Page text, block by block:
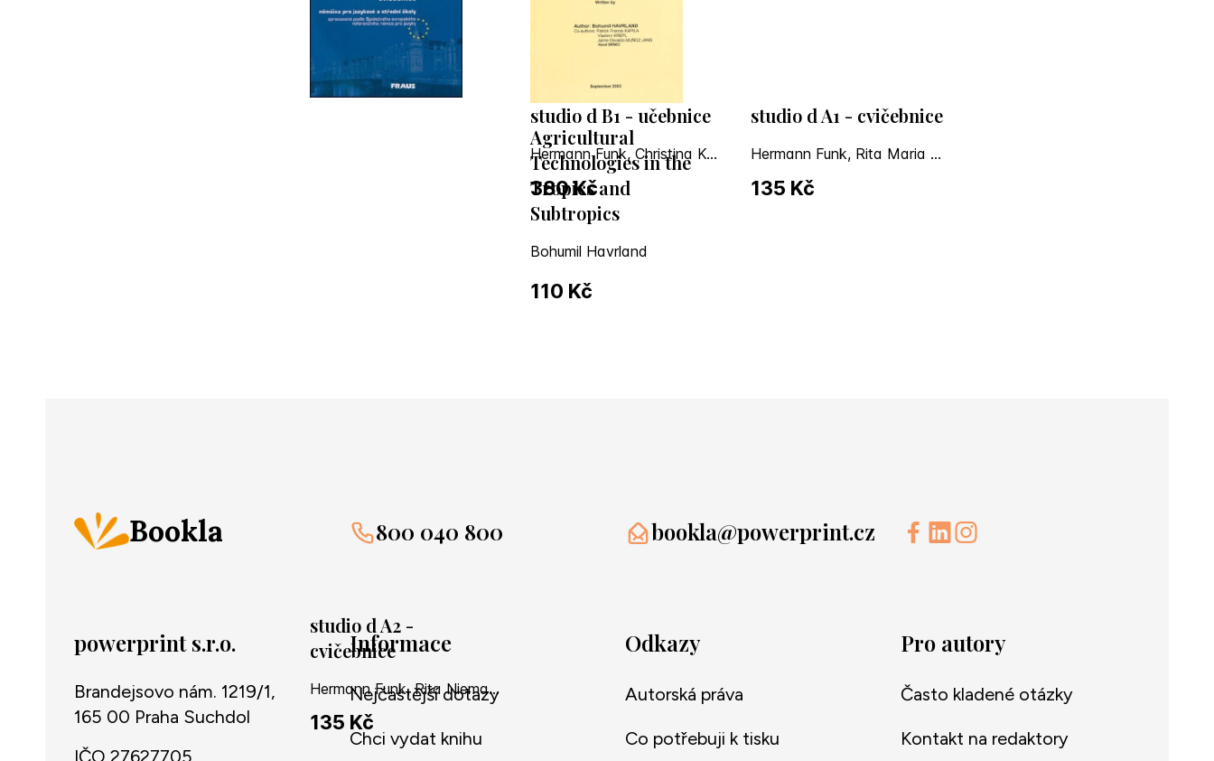
studio d B1 - učebnice
Hermann Funk, Christina Kuhn, Silke Demme, Britta Winzer
380 Kč
studio d A1 - cvičebnice
Hermann Funk, Rita Maria Niemann, Dong Ha Kim
135 Kč
studio d A2 -
cvičebnice
Hermann Funk, Rita Niemann
135 Kč
Agricultural
Technologies in the
Tropics and
Subtropics
Bohumil Havrland
110 Kč
Bookla 800 040 800 bookla@powerprint.cz
powerprint s.r.o.
Brandejsovo nám. 1219/1,
165 00 Praha Suchdol
IČO 27627705
Informace
Nejčastější dotazy
Chci vydat knihu
Odkazy
Autorská práva
Co potřebuji k tisku
Pro autory
Často kladené otázky
Kontakt na redaktory